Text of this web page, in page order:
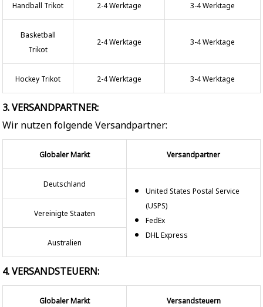
Handball Trikot 2-4 Werktage 3-4 Werktage
Basketball
Trikot
2-4 Werktage 3-4 Werktage
Hockey Trikot 2-4 Werktage 3-4 Werktage
3. VERSANDPARTNER:
Wir nutzen folgende Versandpartner:
Globaler Markt Versandpartner
Deutschland
United States Postal Service
(USPS)
FedEx
DHL Express
Vereinigte Staaten
Australien
4. VERSANDSTEUERN:
Globaler Markt Versandsteuern